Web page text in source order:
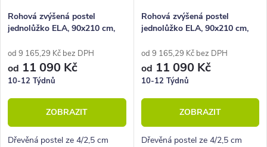
Rohová zvýšená postel
jednolůžko ELA, 90x210 cm,
od 9 165,29 Kč bez DPH
od 11 090 Kč
10-12 Týdnů
ZOBRAZIT
Dřevěná postel ze 4/2,5 cm
Rohová zvýšená postel
jednolůžko ELA, 90x210 cm,
od 9 165,29 Kč bez DPH
od 11 090 Kč
10-12 Týdnů
ZOBRAZIT
Dřevěná postel ze 4/2,5 cm